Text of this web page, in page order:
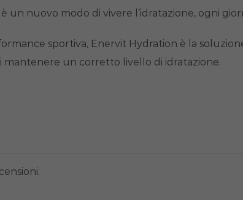
un nuovo modo di vivere l’idratazione, ogni
sportiva, Enervit Hydration è la
mantenere un corretto livello di idratazione.